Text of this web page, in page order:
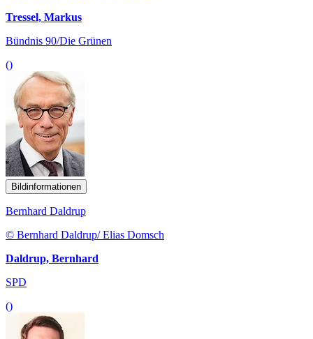
Tressel, Markus
Bündnis 90/Die Grünen
()
Bildinformationen
Bernhard Daldrup
© Bernhard Daldrup/ Elias Domsch
Daldrup, Bernhard
SPD
()